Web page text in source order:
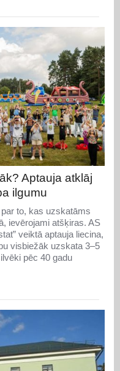
Aptauja atklāj
ilgumu
to, kas uzskatāms
ievērojami atšķiras. AS
veiktā aptauja liecina,
visbiežāk uzskata 3–5
pēc 40 gadu